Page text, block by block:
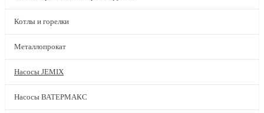
Котлы и горелки
Металлопрокат
Насосы JEMIX
Насосы ВАТЕРМАКС